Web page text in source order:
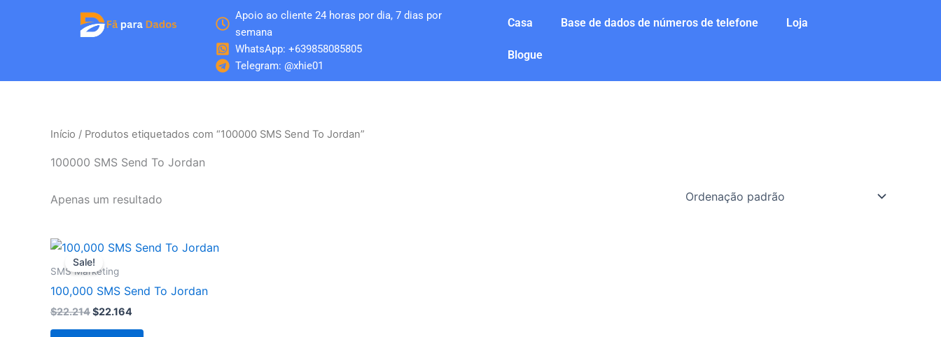
Apoio ao cliente 24 horas por dia, 7 dias por
semana
WhatsApp: +639858085805
Telegram: @xhie01
Casa Base de dados de números de telefone Loja
Blogue
Início / Produtos etiquetados com “100000 SMS Send To Jordan”
100000 SMS Send To Jordan
Apenas um resultado
Sale!
SMS Marketing
100,000 SMS Send To Jordan
$22.214
O
preço
original
$22.214.
$22.164
O
preço
$22.164.